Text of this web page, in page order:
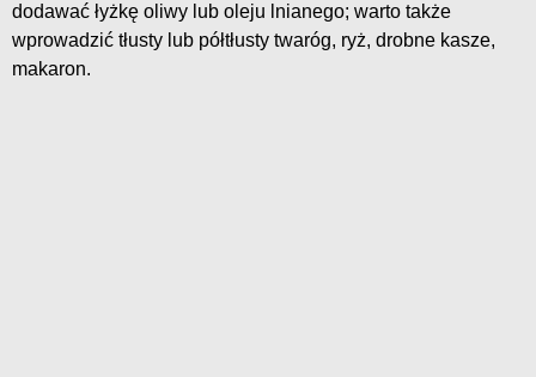
dodawać łyżkę oliwy lub oleju lnianego; warto także
wprowadzić tłusty lub półtłusty twaróg, ryż, drobne kasze,
makaron.